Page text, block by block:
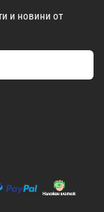
и новини от